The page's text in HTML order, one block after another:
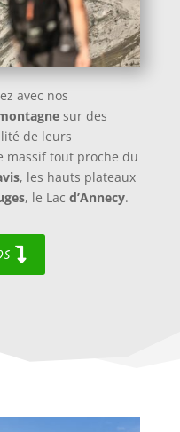
avec nos
sur des
de leurs
massif tout proche du
, les hauts plateaux
, le Lac d’Annecy.